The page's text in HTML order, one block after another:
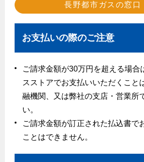
ガスを安全にお使いいただくために
安全対策
古くなったガス管の交換のおすすめ
正しい接続で安全に
長期使用製品安全点検制度について
換気と給排気設備の注意点
冬季の注意
長野都市ガスの窓口
お支払いの際のご注意
ご請求金額が30万円を超える場合
スストアでお支払いいただくこと
融機関、又は弊社の支店・営業所
い。
ご請求金額が訂正された払込書で
ことはできません。